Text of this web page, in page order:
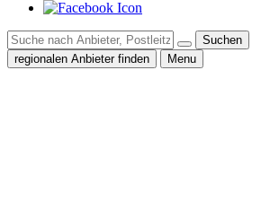
Suchen
regionalen Anbieter finden
Menu